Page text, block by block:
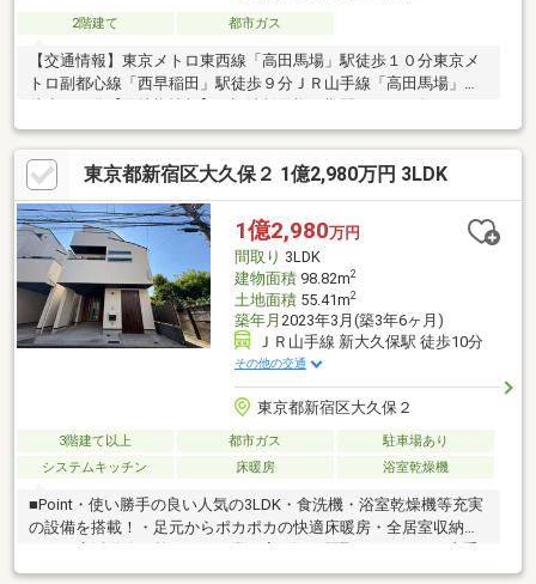
2階建て 都市ガス
【交通情報】東京メトロ東西線「高田馬場」駅徒歩１０分東京メ
トロ副都心線「西早稲田」駅徒歩９分ＪＲ山手線「高田馬場」駅
日から２０３９年２月末日まで・借地契約面積８０．２３㎡・地
代４万円／月額・各種譲渡条件についてはお問合せください
東京都新宿区大久保２ 1億2,980万円 3LDK
1億2,980万円
間取り 3LDK
建物面積98.82m2
土地面積55.41m2
築年月 2023年3月(築3年6ヶ月)
ＪＲ山手線 新大久保駅 徒歩10分
その他の交通
東京都新宿区大久保２
3階建て以上 都市ガス
駐車場あり
システムキッチン
床暖房 浴室乾燥機
■Point・使い勝手の良い人気の3LDK・食洗機・浴室乾燥機等充実
の設備を搭載！・足元からポカポカの快適床暖房・全居室収納あ
線「新大久保」駅…徒歩10分副都心線「東新宿」駅…徒歩9分「西